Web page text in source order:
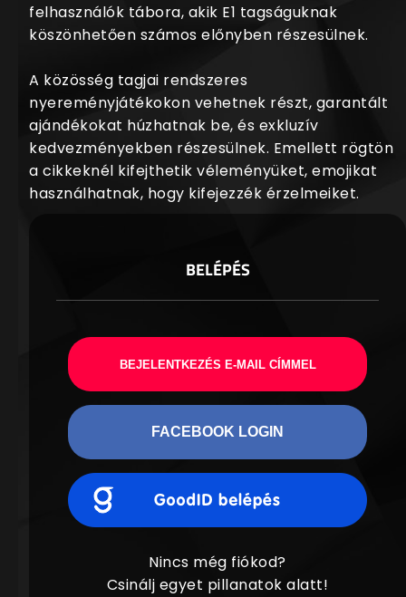
felhasználók tábora, akik E1 tagságuknak
köszönhetően számos előnyben részesülnek.
A közösség tagjai rendszeres
nyereményjátékokon vehetnek részt, garantált
ajándékokat húzhatnak be, és exkluzív
kedvezményekben részesülnek. Emellett rögtön
a cikkeknél kifejthetik véleményüket, emojikat
használhatnak, hogy kifejezzék érzelmeiket.
BELÉPÉS
BEJELENTKEZÉS E-MAIL CÍMMEL
FACEBOOK LOGIN
Nincs még fiókod?
Csinálj egyet pillanatok alatt!